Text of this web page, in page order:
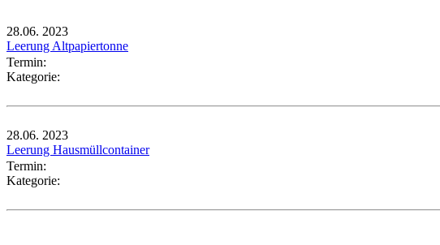
28.06. 2023
Leerung Altpapiertonne
Termin:
Kategorie:
28.06. 2023
Leerung Hausmüllcontainer
Termin:
Kategorie: